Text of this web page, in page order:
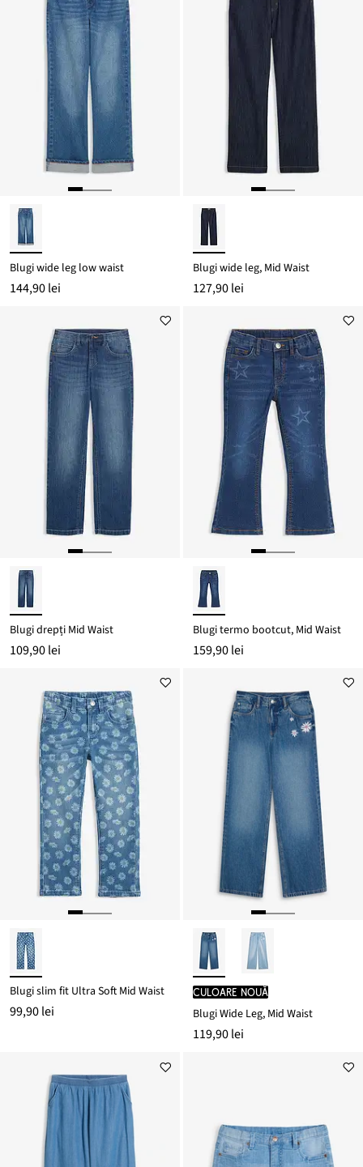
Blugi wide leg low waist
144,90 lei
Blugi wide leg, Mid Waist
127,90 lei
Blugi drepți Mid Waist
109,90 lei
Blugi termo bootcut, Mid Waist
159,90 lei
Blugi slim fit Ultra Soft Mid Waist
99,90 lei
culoare nouă
Blugi Wide Leg, Mid Waist
119,90 lei